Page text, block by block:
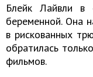
Блейк Лайвли в
беременной. Она
в рискованных
обратилась
фильмов.